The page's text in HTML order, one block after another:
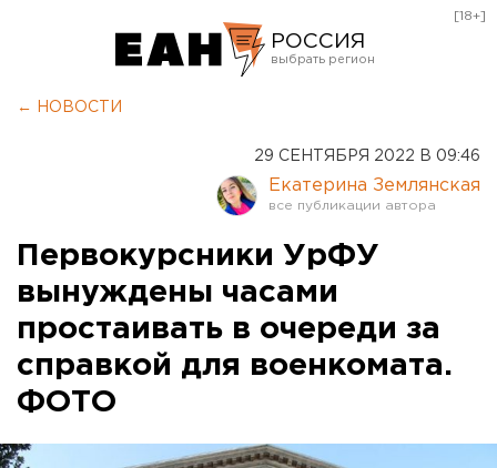
РОССИЯ
Оренбург
[18+]
← НОВОСТИ
29 СЕНТЯБРЯ 2022 В 09:46
Екатерина Землянская
Первокурсники УрФУ
вынуждены часами
простаивать в очереди за
справкой для военкомата.
ФОТО